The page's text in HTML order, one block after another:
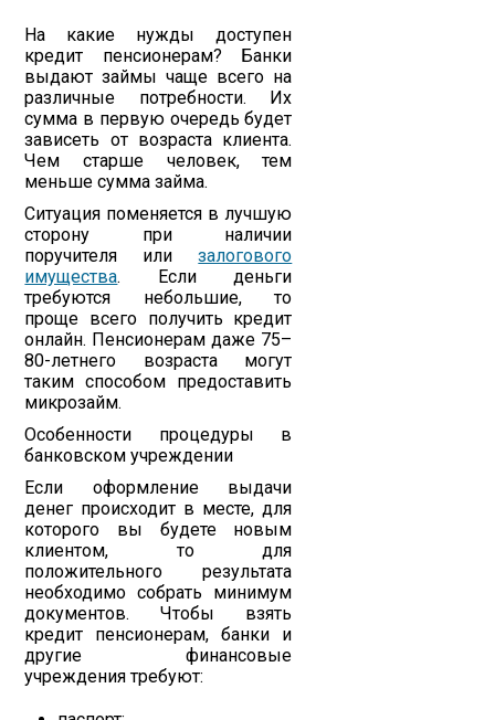
На какие нужды доступен
кредит пенсионерам? Банки
выдают займы чаще всего на
различные потребности. Их
сумма в первую очередь будет
зависеть от возраста клиента.
Чем старше человек, тем
меньше сумма займа.
Ситуация поменяется в лучшую
сторону при наличии
поручителя илизалогового
имущества. Если деньги
требуются небольшие, то
проще всего получить кредит
онлайн. Пенсионерам даже 75–
80-летнего возраста могут
таким способом предоставить
микрозайм.
Особенности процедуры в
банковском учреждении
Если оформление выдачи
денег происходит в месте, для
которого вы будете новым
клиентом, то для
положительного результата
необходимо собрать минимум
документов. Чтобы взять
кредит пенсионерам, банки и
другие финансовые
учреждения требуют: